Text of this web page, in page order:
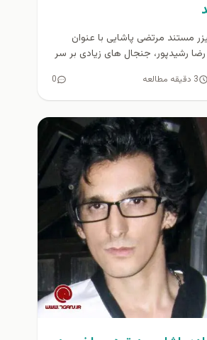
مستند مرتضی پاشایی با عنوان
رشیدپور، جنجال های زیادی بر سر
3 دقیقه مطالعه 0